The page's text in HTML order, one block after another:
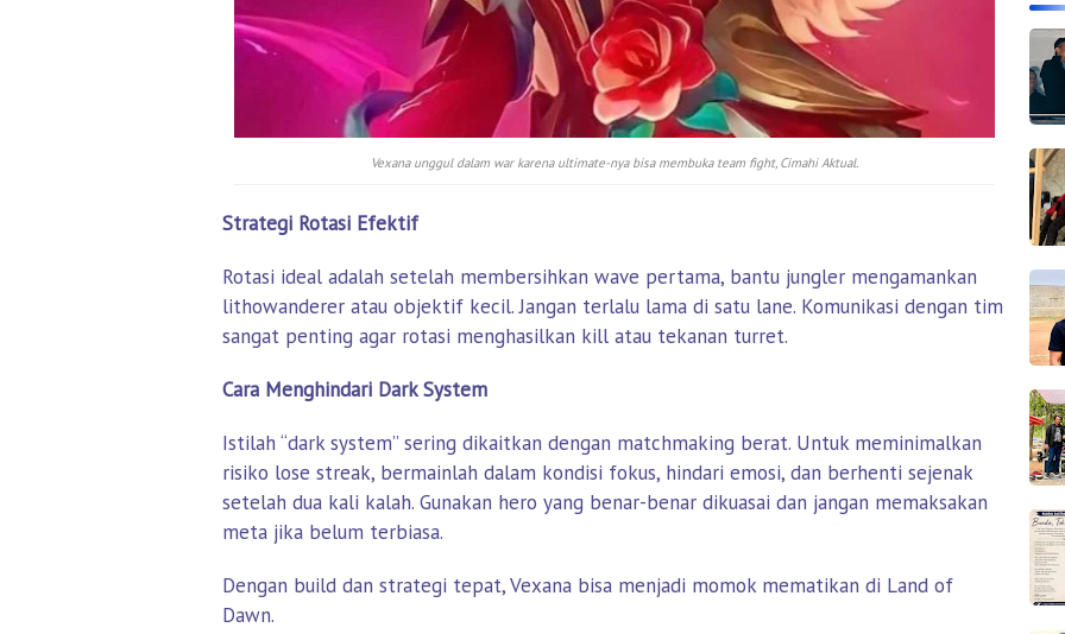
Vexana unggul dalam war karena ultimate-nya bisa membuka team fight, Cimahi Aktual.
Strategi Rotasi Efektif
Rotasi ideal adalah setelah membersihkan wave pertama, bantu jungler mengamankan
lithowanderer atau objektif kecil. Jangan terlalu lama di satu lane. Komunikasi dengan tim
sangat penting agar rotasi menghasilkan kill atau tekanan turret.
Cara Menghindari Dark System
Istilah “dark system” sering dikaitkan dengan matchmaking berat. Untuk meminimalkan
risiko lose streak, bermainlah dalam kondisi fokus, hindari emosi, dan berhenti sejenak
setelah dua kali kalah. Gunakan hero yang benar-benar dikuasai dan jangan memaksakan
meta jika belum terbiasa.
Dengan build dan strategi tepat, Vexana bisa menjadi momok mematikan di Land of
Dawn.